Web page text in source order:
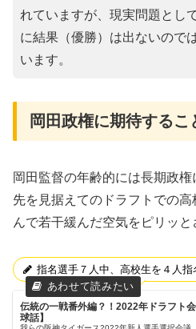
れていますが、現実問題とし
に結果（優勝）は出ないので
います。
岡田政権に期待するこ
岡田監督の年齢的には長期政権
先を見据えてのドラフトでの
んで若干緩んだ空気をピリッと
指名選手７人中、高校生を４人指
伝統の一戦番外編？！2022年ドラフト
球話】